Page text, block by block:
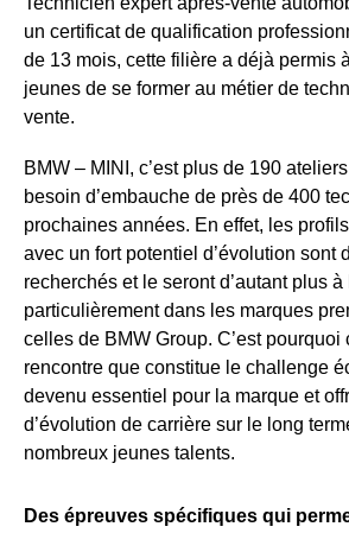
un certificat de qualification
de 13 mois, cette filière a déjà permis
jeunes de se former au métier de
vente.
BMW – MINI, c’est plus de 190
besoin d’embauche de près de 400
prochaines années. En effet, les
avec un fort potentiel d’évolution sont
recherchés et le seront d’autant plus à
particulièrement dans les marques
celles de BMW Group. C’est pourquoi
rencontre que constitue le challenge
devenu essentiel pour la marque et
d’évolution de carrière sur le long
nombreux jeunes talents.
Des épreuves spécifiques qui